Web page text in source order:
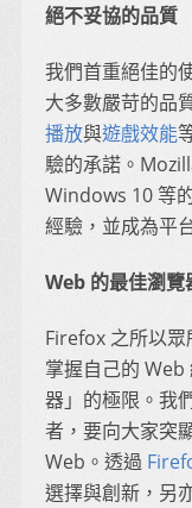
絕不妥協的品質
我們首重絕佳的
大多數嚴苛的品
播放與遊戲效能
驗的承諾。
Windows 10 等
經驗，並成為平
Web 的最佳瀏覽
Firefox 之所以
掌握自己的
器」的極限。我
者，要向大家突
Web。透過
選擇與創新，另